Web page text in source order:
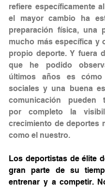
refiere específicamente
el mayor cambio ha
preparación física, una
mucho más específica y
propio deporte. Y fuera
que he podido
últimos años es
sociales y una buena
comunicación pueden
por completo la
crecimiento de deportes
como el nuestro.
Los deportistas de élite
gran parte de su
entrenar y a competir.